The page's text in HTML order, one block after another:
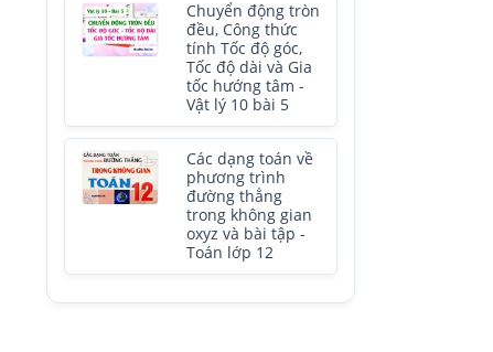
Chuyển động tròn
đều, Công thức
tính Tốc độ góc,
Tốc độ dài và Gia
tốc hướng tâm -
Vật lý 10 bài 5
Các dạng toán về
phương trình
đường thẳng
trong không gian
oxyz và bài tập -
Toán lớp 12